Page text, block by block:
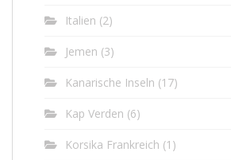
Italien (2)
Jemen (3)
Kanarische Inseln (17)
Kap Verden (6)
Korsika Frankreich (1)